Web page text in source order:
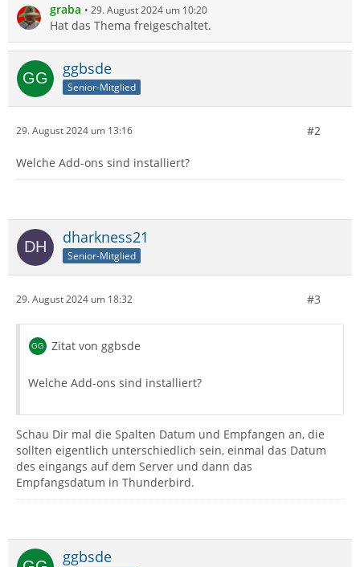
graba 29. August 2024 um 10:20
Hat das Thema freigeschaltet.
ggbsde
Senior-Mitglied
29. August 2024 um 13:16 #2
Welche Add-ons sind installiert?
dharkness21
Senior-Mitglied
29. August 2024 um 18:32 #3
Zitat von ggbsde
Welche Add-ons sind installiert?
Schau Dir mal die Spalten Datum und Empfangen an, die
sollten eigentlich unterschiedlich sein, einmal das Datum
des eingangs auf dem Server und dann das
Empfangsdatum in Thunderbird.
ggbsde